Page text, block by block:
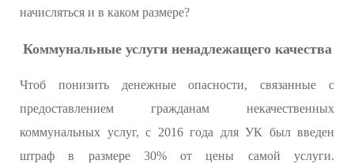
начисляться и в каком размере?
Коммунальные услуги ненадлежащего качества
Чтоб понизить денежные опасности, связанные с
предоставлением гражданам некачественных
коммунальных услуг, с 2016 года для УК был введен
штраф в размере 30% от цены самой услуги.